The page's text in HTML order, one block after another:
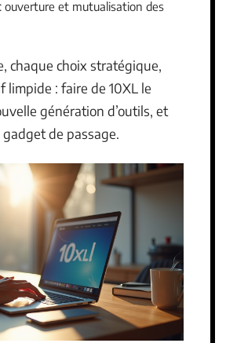
: ouverture et mutualisation des
chaque choix stratégique,
limpide : faire de 10XL le
génération d’outils, et
de passage.